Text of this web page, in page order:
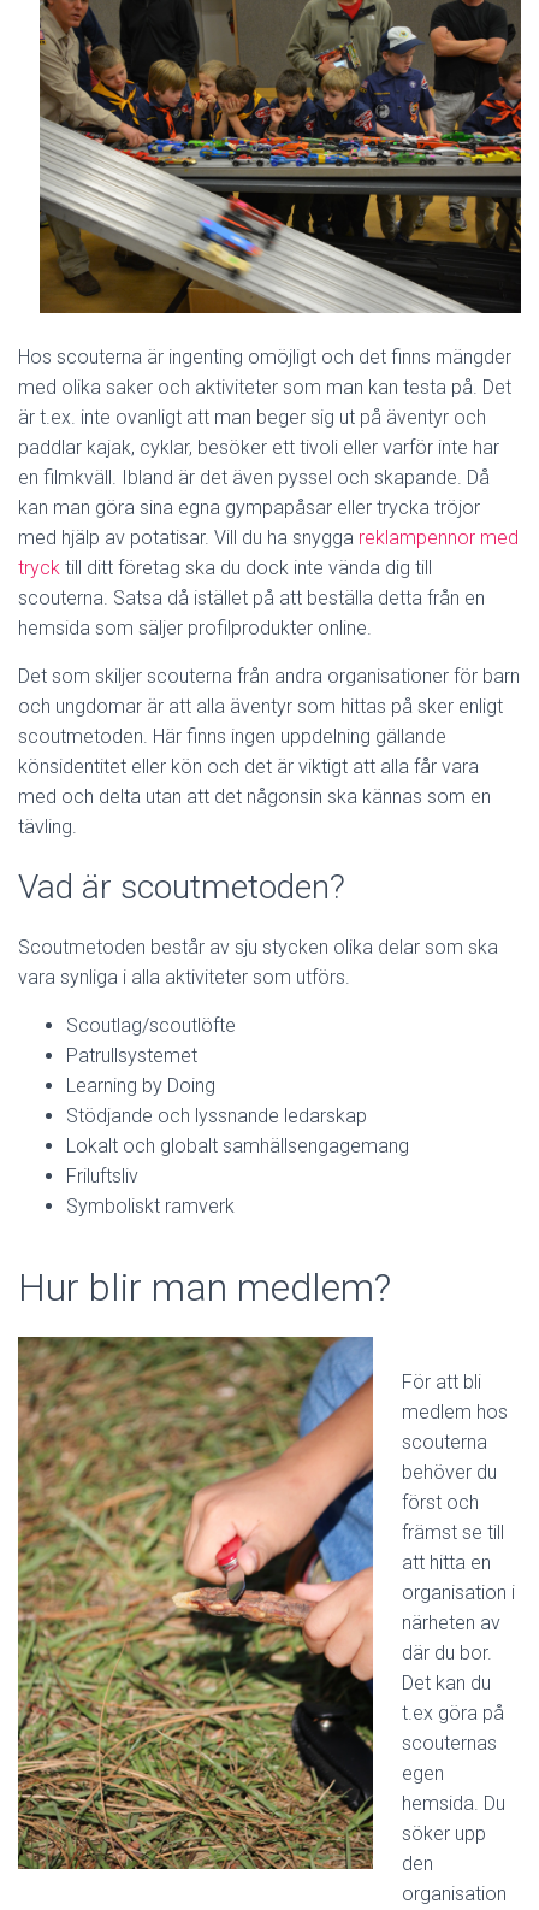
Hos scouterna är ingenting omöjligt och det finns mängder
med olika saker och aktiviteter som man kan testa på. Det
är t.ex. inte ovanligt att man beger sig ut på äventyr och
paddlar kajak, cyklar, besöker ett tivoli eller varför inte har
en filmkväll. Ibland är det även pyssel och skapande. Då
kan man göra sina egna gympapåsar eller trycka tröjor
med hjälp av potatisar. Vill du ha snygga reklampennor med
tryck till ditt företag ska du dock inte vända dig till
scouterna. Satsa då istället på att beställa detta från en
hemsida som säljer profilprodukter online.
Det som skiljer scouterna från andra organisationer för barn
och ungdomar är att alla äventyr som hittas på sker enligt
scoutmetoden. Här finns ingen uppdelning gällande
könsidentitet eller kön och det är viktigt att alla får vara
med och delta utan att det någonsin ska kännas som en
tävling.
Vad är scoutmetoden?
Scoutmetoden består av sju stycken olika delar som ska
vara synliga i alla aktiviteter som utförs.
Scoutlag/scoutlöfte
Patrullsystemet
Learning by Doing
Stödjande och lyssnande ledarskap
Lokalt och globalt samhällsengagemang
Friluftsliv
Symboliskt ramverk
Hur blir man medlem?
För att bli
medlem hos
scouterna
behöver du
först och
främst se till
att hitta en
organisation i
närheten av
där du bor.
Det kan du
t.ex göra på
scouternas
egen
hemsida. Du
söker upp
den
organisation